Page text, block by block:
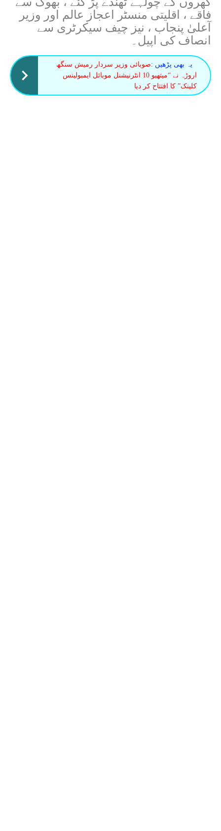
فاقے ، اقلیتی منسٹر اعجاز عالم اور وزیر
آعلیٰ پنجاب ، نیز چیف سیکرٹری سے
انصاف کی اپیل۔
یہ بھی پڑھیں :صوبائی وزیر سردار رمیش سنگھ
اروڑہ نے “میتھیو 10 انٹرنیشنل موبائل ایمبولینس
کلینک” کا افتتاح کر دیا